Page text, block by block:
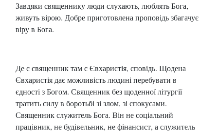
Завдяки священнику люди слухають, люблять Бога,
живуть вірою. Добре приготовлена проповідь збагачує
віру в Бога.
Де є священник там є Євхаристія, сповідь. Щодена
Євхаристія дає можливість людині перебувати в
єдності з Богом. Священник без щоденної літургії
тратить силу в боротьбі зі злом, зі спокусами.
Священник служитель Бога. Він не соціальний
працівник, не будівельник, не фінансист, а служитель